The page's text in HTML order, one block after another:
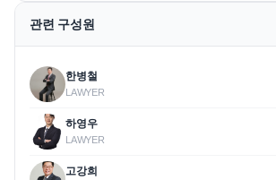
관련 구성원
한병철
LAWYER
하영우
LAWYER
고강희